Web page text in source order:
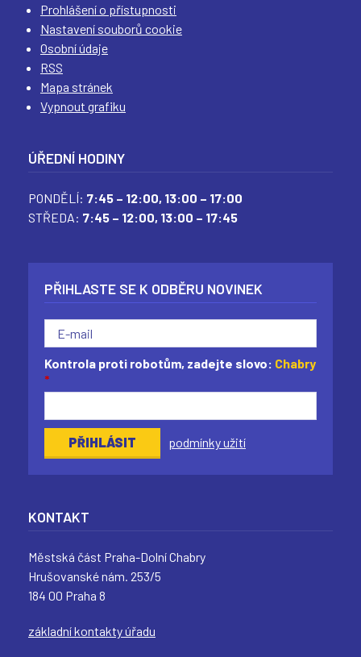
Prohlášení o přístupnosti
Nastavení souborů cookie
Osobní údaje
RSS
Mapa stránek
Vypnout grafiku
ÚŘEDNÍ HODINY
PONDĚLÍ: 7:45 – 12:00, 13:00 – 17:00
STŘEDA: 7:45 – 12:00, 13:00 – 17:45
PŘIHLASTE SE K ODBĚRU NOVINEK
Kontrola proti robotům, zadejte slovo: Chabry
*
podmínky užití
KONTAKT
Městská část Praha-Dolní Chabry
Hrušovanské nám. 253/5
184 00 Praha 8
základní kontakty úřadu